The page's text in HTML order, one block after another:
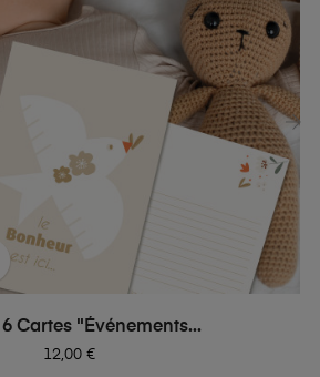
6 Cartes "Événements...
Prix
12,00 €